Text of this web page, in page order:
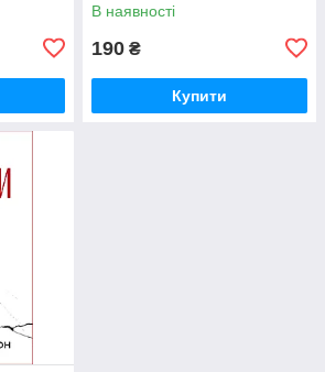
В наявності
190 ₴
Купити